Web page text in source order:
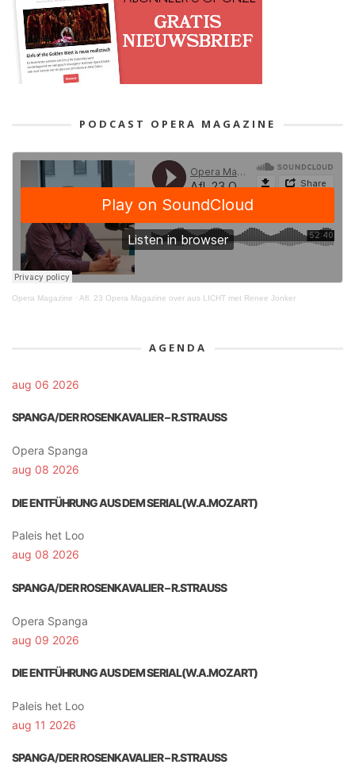
PODCAST OPERA MAGAZINE
Opera Magazine · Afl. 23 Opera Magazine over aus LICHT met Renee Jonker
AGENDA
aug 06 2026
SPANGA/DER ROSENKAVALIER – R.STRAUSS
Opera Spanga
aug 08 2026
DIE ENTFÜHRUNG AUS DEM SERIAL(W.A.MOZART)
Paleis het Loo
aug 08 2026
SPANGA/DER ROSENKAVALIER – R.STRAUSS
Opera Spanga
aug 09 2026
DIE ENTFÜHRUNG AUS DEM SERIAL(W.A.MOZART)
Paleis het Loo
aug 11 2026
SPANGA/DER ROSENKAVALIER – R.STRAUSS